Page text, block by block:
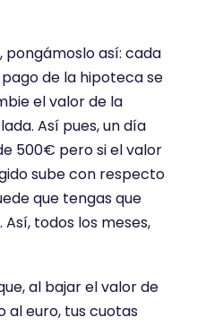
pongámoslo así: cada
de la hipoteca se
el valor de la
Así pues, un día
500€ pero si el valor
sube con respecto
que tengas que
todos los meses,
al bajar el valor de
al euro, tus cuotas